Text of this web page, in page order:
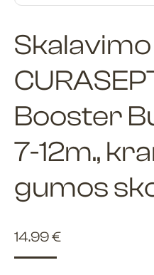
Booster
7-12m.,
gumos
14.99€